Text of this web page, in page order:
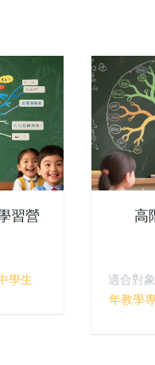
習營
學生
高
適合對
年教學